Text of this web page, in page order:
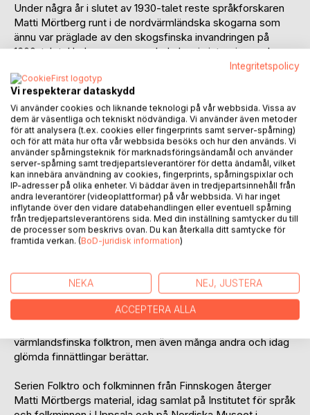
Under några år i slutet av 1930-talet reste språkforskaren
Matti Mörtberg runt i de nordvärmländska skogarna som
ännu var präglade av den skogsfinska invandringen på
1600-talet. Under resorna spelade han in intervjuer och
nedtecknade uppgifter, berättade av finnättlingar från
Östmark, Nyskoga och Lekvattnets socknar i nuvarande
Torsby kommun.
Här finns ett unikt folkminnesmaterial som handlar om
folktro, seder och bruk i arbetet på gården, i skogen, på
åkrarna och i den omkringliggande bygden där kunskapen
om traditionerna var en förutsättning i vardagslivet.
Den skogsfinska kulturen var vid denna tid på väg att
försvinna från den sista levande finnbygden i Sverige. Det
finska arvet märks i många av uppteckningarna där
respekten för naturen och de djur och övernaturliga väsen
genom magi och besvärjelser är en del av vardagen.
Den största berättaren är Kajsa Henriksson Vilhuinen från
värmlandsfinska folktron, men även många andra och idag
glömda finnättlingar berättar.
Serien Folktro och folkminnen från Finnskogen återger
Matti Mörtbergs material, idag samlat på Institutet för språk
Integritetspolicy
Vi respekterar dataskydd
Vi använder cookies och liknande teknologi på vår webbsida. Vissa av
dem är väsentliga och tekniskt nödvändiga. Vi använder även metoder
för att analysera (t.ex. cookies eller fingerprints samt server-spårning)
och för att mäta hur ofta vår webbsida besöks och hur den används. Vi
använder spårningsteknik för marknadsföringsändamål och använder
server-spårning samt tredjepartsleverantörer för detta ändamål, vilket
kan innebära användning av cookies, fingerprints, spårningspixlar och
IP-adresser på olika enheter. Vi bäddar även in tredjepartsinnehåll från
andra leverantörer (videoplattformar) på vår webbsida. Vi har inget
inflytande över den vidare databehandlingen eller eventuell spårning
från tredjepartsleverantörens sida. Med din inställning samtycker du till
de processer som beskrivs ovan. Du kan återkalla ditt samtycke för
framtida verkan. (BoD-juridisk information)
NEKA NEJ, JUSTERA
ACCEPTERA ALLA